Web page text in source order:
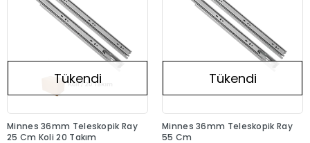
Tükendi
Minnes 36mm Teleskopik Ray
25 Cm Koli 20 Takım
Tükendi
Minnes 36mm Teleskopik Ray
55 Cm